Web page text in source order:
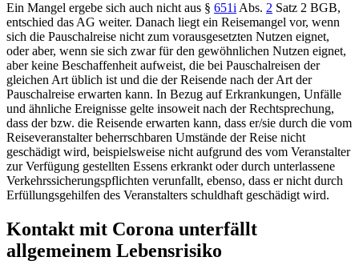
Ein Mangel ergebe sich auch nicht aus § 651i Abs. 2 Satz 2 BGB,
entschied das AG weiter. Danach liegt ein Reisemangel vor, wenn
sich die Pauschalreise nicht zum vorausgesetzten Nutzen eignet,
oder aber, wenn sie sich zwar für den gewöhnlichen Nutzen eignet,
aber keine Beschaffenheit aufweist, die bei Pauschalreisen der
gleichen Art üblich ist und die der Reisende nach der Art der
Pauschalreise erwarten kann. In Bezug auf Erkrankungen, Unfälle
und ähnliche Ereignisse gelte insoweit nach der Rechtsprechung,
dass der bzw. die Reisende erwarten kann, dass er/sie durch die vom
Reiseveranstalter beherrschbaren Umstände der Reise nicht
geschädigt wird, beispielsweise nicht aufgrund des vom Veranstalter
zur Verfügung gestellten Essens erkrankt oder durch unterlassene
Verkehrssicherungspflichten verunfallt, ebenso, dass er nicht durch
Erfüllungsgehilfen des Veranstalters schuldhaft geschädigt wird.
Kontakt mit Corona unterfällt
allgemeinem Lebensrisiko